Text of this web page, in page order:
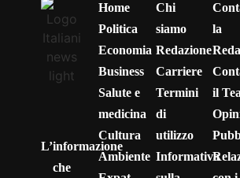
L’informazione
che
Home
Politica
Economia
Business
Salute e
medicina
Cultura
Ambiente
Chi
siamo
Redazione
Carriere
Termini
di
utilizzo
Informativa
la
il